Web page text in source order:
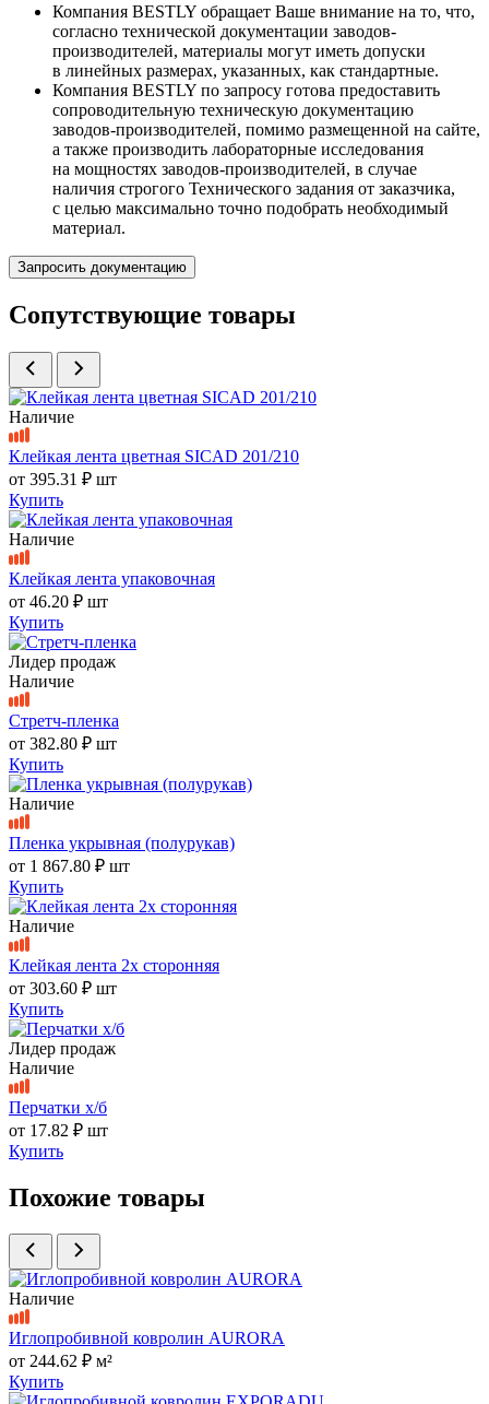
Компания BESTLY обращает Ваше внимание на то, что,
согласно технической документации заводов-
производителей, материалы могут иметь допуски
в линейных размерах, указанных, как стандартные.
Компания BESTLY по запросу готова предоставить
сопроводительную техническую документацию
заводов-производителей, помимо размещенной на сайте,
а также производить лабораторные исследования
на мощностях заводов-производителей, в случае
наличия строгого Технического задания от заказчика,
с целью максимально точно подобрать необходимый
материал.
Запросить документацию
Сопутствующие товары
Наличие
Клейкая лента цветная SICAD 201/210
от 395.31 ₽ шт
Купить
Наличие
Клейкая лента упаковочная
от 46.20 ₽ шт
Купить
Лидер продаж
Наличие
Стретч-пленка
от 382.80 ₽ шт
Купить
Наличие
Пленка укрывная (полурукав)
от 1 867.80 ₽ шт
Купить
Наличие
Клейкая лента 2х сторонняя
от 303.60 ₽ шт
Купить
Лидер продаж
Наличие
Перчатки х/б
от 17.82 ₽ шт
Купить
Похожие товары
Наличие
Иглопробивной ковролин AURORA
от 244.62 ₽ м²
Купить